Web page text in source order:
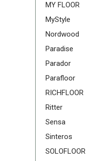
MY FLOOR
MyStyle
Nordwood
Paradise
Parador
Parafloor
RICHFLOOR
Ritter
Sensa
Sinteros
SOLOFLOOR